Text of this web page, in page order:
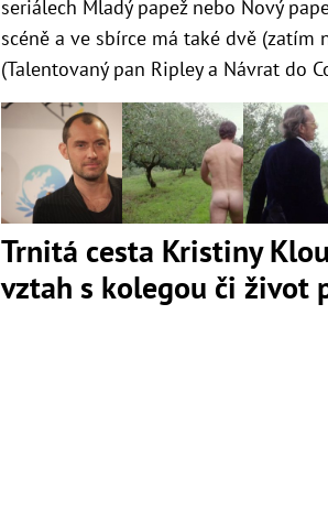
seriálech Mladý papež nebo Nový
scéně a ve sbírce má také dvě (zatím
(Talentovaný pan Ripley a Návrat do
Trnitá cesta Kristiny
vztah s kolegou či život